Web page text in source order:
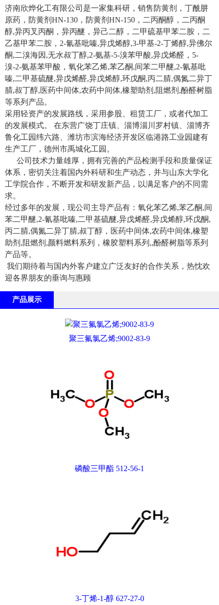
济南欣烨化工有限公司是一家集科研，销售防黄剂，丁酰肼
原药，防黄剂HN-130，防黄剂HN-150，二丙酮醇，二丙酮
醇,异丙叉丙酮，异丙醚，异己二醇，二甲硫基甲苯二胺，二
乙基甲苯二胺，2-氰基吡嗪,异戊烯醇,3-甲基-2-丁烯醇,异佛尔
酮,二溴海因,无水叔丁醇,2-氨基-5-溴苯甲酸,异戊烯醛，5-
溴-2-氨基苯甲酸，氧化苯乙烯,苯乙酮,间苯二甲醚,2-氰基吡
嗪,二甲基硫醚,异戊烯醛,异戊烯醇,环戊酮,丙二腈,偶氮二异丁
腈,叔丁醇,医药中间体,农药中间体,橡塑助剂,阻燃剂,酚醛树脂
等系列产品。
采用轻资产的发展路线，采用参股、租赁工厂，或者代加工
的发展模式。 在东营广饶丁庄镇、淄博淄川罗村镇、淄博齐
鲁化工园纬六路、潍坊市滨海经济开发区临港路工业园建有
生产工厂，德州市禹城化工园。
公司技术力量雄厚，拥有完善的产品检测手段和质量保证
体系，密切关注着国内外科研和生产动态，并与山东大学化
工学院合作，不断开发和研发新产品，以满足客户的不同需
求。
经过多年的发展，现公司主导产品有：氧化苯乙烯,苯乙酮,间
苯二甲醚,2-氰基吡嗪,二甲基硫醚,异戊烯醛,异戊烯醇,环戊酮,
丙二腈,偶氮二异丁腈,叔丁醇，医药中间体,农药中间体,橡塑
助剂,阻燃剂,颜料燃料系列，橡胶塑料系列,,酚醛树脂等系列
产品等。
我们期待着与国内外客户建立广泛友好的合作关系，热忱欢
迎各界朋友的垂询与惠顾
产品展示
聚三氟氯乙烯;9002-83-9
磷酸三甲酯 512-56-1
3-丁烯-1-醇 627-27-0